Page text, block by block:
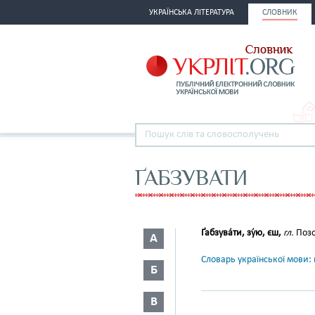
УКРАЇНСЬКА ЛІТЕРАТУРА СЛОВНИК
ҐАБЗУВАТИ
А
Б
В
Ґабзува́ти, зу́ю, єш, гл.
Словарь української